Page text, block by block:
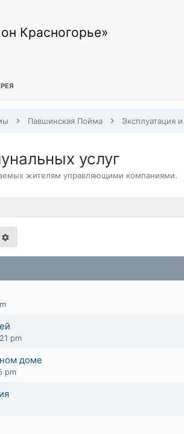
Красногорье»
Павшинская Пойма
услуг
жителям управляющими компаниями.
pm
доме
pm